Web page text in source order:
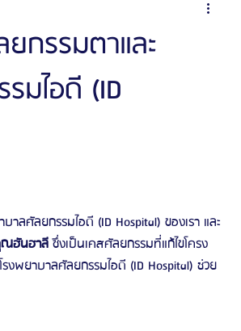
ศัลยแพทย์ ป
โรงพยาบาลศัลยกรรมเจดับเบิลยู
กรรมตาและ
มไอดี (ID
าลศัลยกรรมไอดี (ID Hospital) ของเรา และ
ณฮันฮาลี ซึ่งเป็นเคสศัลยกรรมที่แก้ไขโครง
งพยาบาลศัลยกรรมไอดี (ID Hospital) ช่วย